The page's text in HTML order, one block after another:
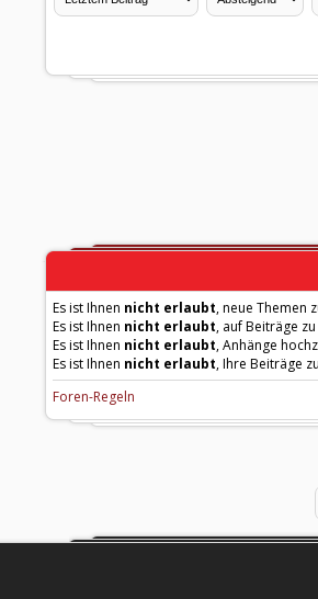
Es ist Ihnen nicht erlaubt, neue Themen
Es ist Ihnen nicht erlaubt, auf Beiträge
Es ist Ihnen nicht erlaubt, Anhänge
Es ist Ihnen nicht erlaubt, Ihre Beiträge
Foren-Regeln